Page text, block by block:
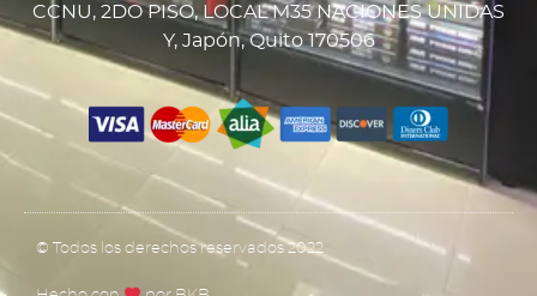
CCNU, 2DO PISO, LOCAL M35 NACIONES UNIDAS
Y, Japón, Quito 170506
© Todos los derechos reservados 2022